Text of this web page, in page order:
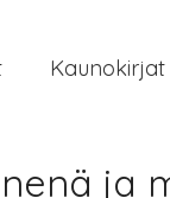
Kaunokirjat
ja